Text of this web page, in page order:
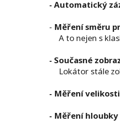
- Automatický
- Měření směru
A to nejen s
- Současné
Lokátor stále
- Měření
- Měření hloubky